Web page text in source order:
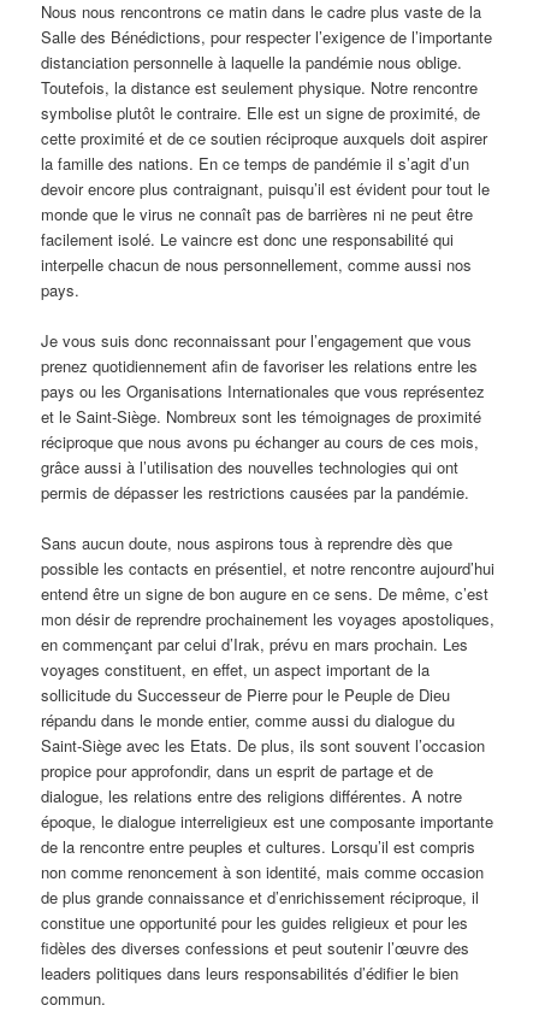
Nous nous rencontrons ce matin dans le cadre plus vaste de la
Salle des Bénédictions, pour respecter l’exigence de l’importante
distanciation personnelle à laquelle la pandémie nous oblige.
Toutefois, la distance est seulement physique. Notre rencontre
symbolise plutôt le contraire. Elle est un signe de proximité, de
cette proximité et de ce soutien réciproque auxquels doit aspirer
la famille des nations. En ce temps de pandémie il s’agit d’un
devoir encore plus contraignant, puisqu’il est évident pour tout le
monde que le virus ne connaît pas de barrières ni ne peut être
facilement isolé. Le vaincre est donc une responsabilité qui
interpelle chacun de nous personnellement, comme aussi nos
pays.
Je vous suis donc reconnaissant pour l’engagement que vous
prenez quotidiennement afin de favoriser les relations entre les
pays ou les Organisations Internationales que vous représentez
et le Saint-Siège. Nombreux sont les témoignages de proximité
réciproque que nous avons pu échanger au cours de ces mois,
grâce aussi à l’utilisation des nouvelles technologies qui ont
permis de dépasser les restrictions causées par la pandémie.
Sans aucun doute, nous aspirons tous à reprendre dès que
possible les contacts en présentiel, et notre rencontre aujourd’hui
entend être un signe de bon augure en ce sens. De même, c’est
mon désir de reprendre prochainement les voyages apostoliques,
en commençant par celui d’Irak, prévu en mars prochain. Les
voyages constituent, en effet, un aspect important de la
sollicitude du Successeur de Pierre pour le Peuple de Dieu
répandu dans le monde entier, comme aussi du dialogue du
Saint-Siège avec les Etats. De plus, ils sont souvent l’occasion
propice pour approfondir, dans un esprit de partage et de
dialogue, les relations entre des religions différentes. A notre
époque, le dialogue interreligieux est une composante importante
de la rencontre entre peuples et cultures. Lorsqu’il est compris
non comme renoncement à son identité, mais comme occasion
de plus grande connaissance et d’enrichissement réciproque, il
constitue une opportunité pour les guides religieux et pour les
fidèles des diverses confessions et peut soutenir l’œuvre des
leaders politiques dans leurs responsabilités d’édifier le bien
commun.